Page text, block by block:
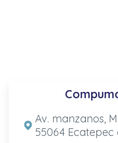
Av. manzanos,
55064 Ecatepec